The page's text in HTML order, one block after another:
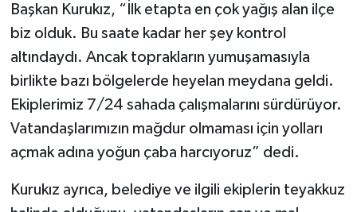
Başkan Kurukız, “İlk etapta en çok yağış alan ilçe
biz olduk. Bu saate kadar her şey kontrol
altındaydı. Ancak toprakların yumuşamasıyla
birlikte bazı bölgelerde heyelan meydana geldi.
Ekiplerimiz 7/24 sahada çalışmalarını sürdürüyor.
Vatandaşlarımızın mağdur olmaması için yolları
açmak adına yoğun çaba harcıyoruz” dedi.
Kurukız ayrıca, belediye ve ilgili ekiplerin teyakkuz